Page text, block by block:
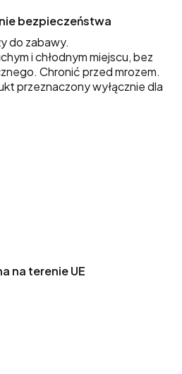
bezpieczeństwa
do zabawy.
i chłodnym miejscu, bez
Chronić przed mrozem.
przeznaczony wyłącznie dla
na terenie UE